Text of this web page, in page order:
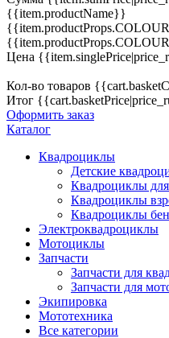
{{item.productName}}
Цена
Кол-во товаров
Итог
Оформить заказ
Каталог
Квадроциклы
Детские
Квадроциклы
Квадроциклы
Квадроциклы
Электроквадроциклы
Мотоциклы
Запчасти
Запчасти для
Запчасти для
Экипировка
Мототехника
Все категории